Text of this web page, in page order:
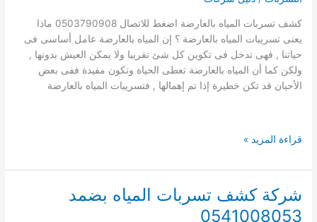
تسريبات
بدون
تكسير
كشف تسربات المياه بالعارضة اضغط للاتصال 0503790908 ماذا
يعنى تسريبات المياه بالعارضة ؟ إن المياه بالعارضة عامل أساسى فى
حياتنا , فهى تدخل فى تكوين كل شئ تقريبا ولا يمكن العيش بدونها ,
ولكن كما أن المياه بالعارضة تعطى الحياة وتكون مفيدة ففى بعض
الأحيان قد تكن خطيرة إذا تم إهمالها , فتسريبات المياه بالعارضة
رقم
21
شركة
كشف
تسربات
قراءة المزيد »
شركة كشف تسربات المياه بضمد
0541008053